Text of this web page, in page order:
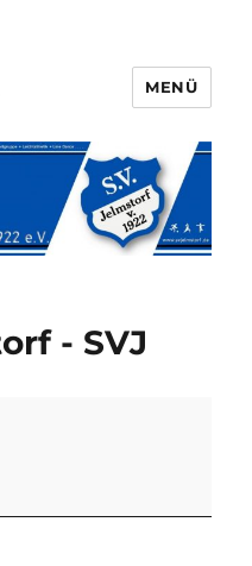
MENÜ
- SVJ